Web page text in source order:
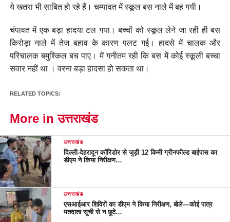
ये खतरा भी साबित हो रहे हैं। चम्पावत में स्कूल बस नाले में बह गयी।
चंपावत में एक बड़ा हादया टल गया। बच्चों को स्कूल लेने जा रही ही बस
किरोड़ा नाले में तेज बहाव के कारण पलट गई। हादसे में चालक और
परिचालक बमुश्किल बच पाए। में गनीतम रही कि बस में कोई स्कूली बच्चा
सवार नहीं था । वरना बड़ा हादसा हो सकता था।
RELATED TOPICS:
More in उत्तराखंड
उत्तराखंड
दिल्ली-देहरादून कॉरिडोर से जुड़ी 12 किमी ग्रीनफील्ड बाईपास का
डीएम ने किया निरीक्षण…
उत्तराखंड
एसआईआर शिविरों का डीएम ने किया निरीक्षण, बोले—कोई पात्र
मतदाता सूची से न छूटे…